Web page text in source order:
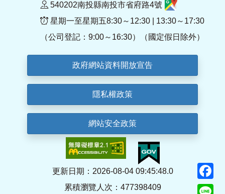
540202南投縣南投市省府路4號
星期一至星期五8:30～12:30 | 13:30～17:30
（公司登記：9:00～16:30）（國定假日除外）
政府網站資料開放宣告
隱私權政策
網站安全政策
更新日期：2026-08-04 09:45:48.0
累積瀏覽人次：477398409